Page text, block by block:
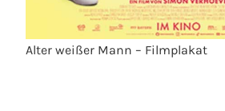
Alter weißer Mann – Filmplakat